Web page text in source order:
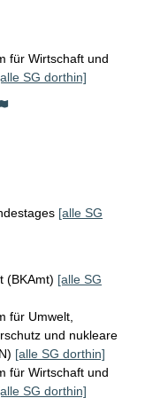
für Wirtschaft und
SG dorthin]
[alle SG
(BKAmt) [alle SG
für Umwelt,
und nukleare
[alle SG dorthin]
für Wirtschaft und
SG dorthin]